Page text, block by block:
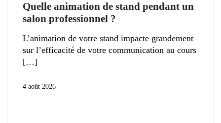
Quelle animation de stand pendant un
salon professionnel ?
L’animation de votre stand impacte grandement
sur l’efficacité de votre communication au cours
4 août 2026